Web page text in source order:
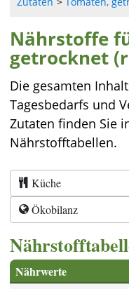
Nährstoffe
getrocknet
Die gesamten
Tagesbedarfs und
Zutaten finden Sie
Nährstofftabellen.
Küche
Ökobilanz
Nährwerte